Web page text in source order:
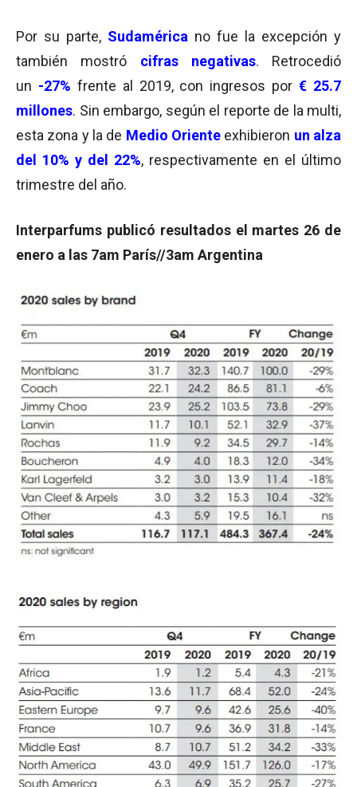
Por su parte, Sudamérica no fue la excepción y
también mostró cifras negativas. Retrocedió
un -27% frente al 2019, con ingresos por€ 25.7
millones. Sin embargo, según el reporte de la multi,
esta zona y la de Medio Oriente exhibieron un alza
del 10% y del 22%, respectivamente en el último
trimestre del año.
Interparfums publicó resultados el martes 26 de
enero a las 7am París//3am Argentina